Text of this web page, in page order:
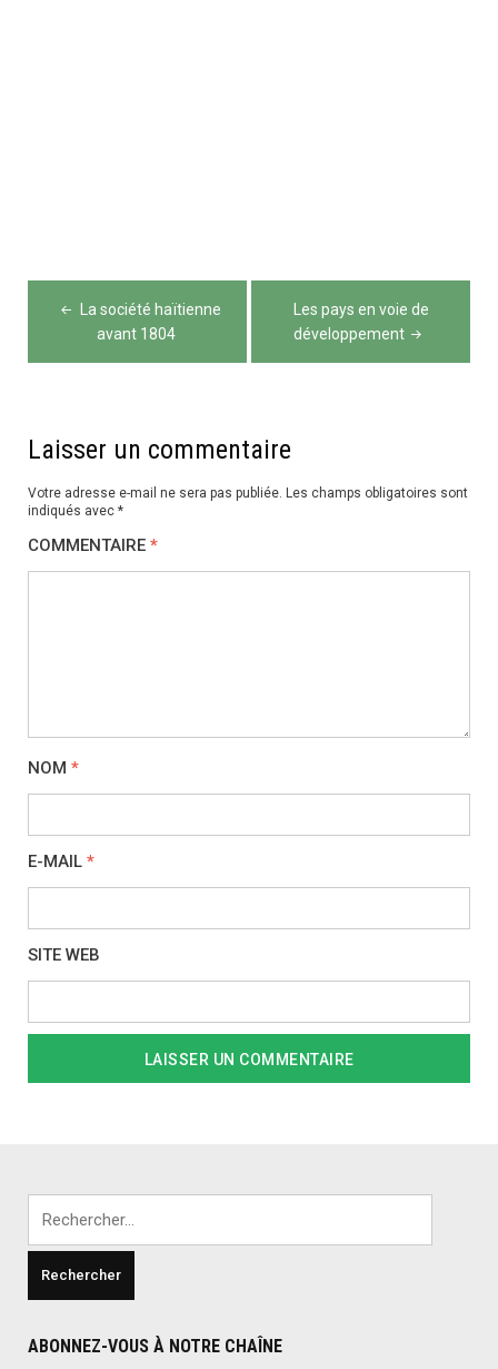
Navigation
La société haïtienne
avant 1804
Les pays en voie de
développement
Laisser un commentaire
Votre adresse e-mail ne sera pas publiée. Les champs obligatoires sont
indiqués avec *
COMMENTAIRE *
NOM *
E-MAIL *
SITE WEB
ABONNEZ-VOUS À NOTRE CHAÎNE